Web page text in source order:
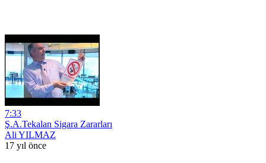
7:33
Ş.A.Tekalan Sigara Zararları
Ali YILMAZ
17 yıl önce